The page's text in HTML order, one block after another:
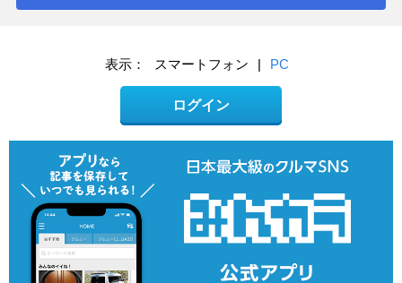
表示： スマートフォン | PC
ログイン